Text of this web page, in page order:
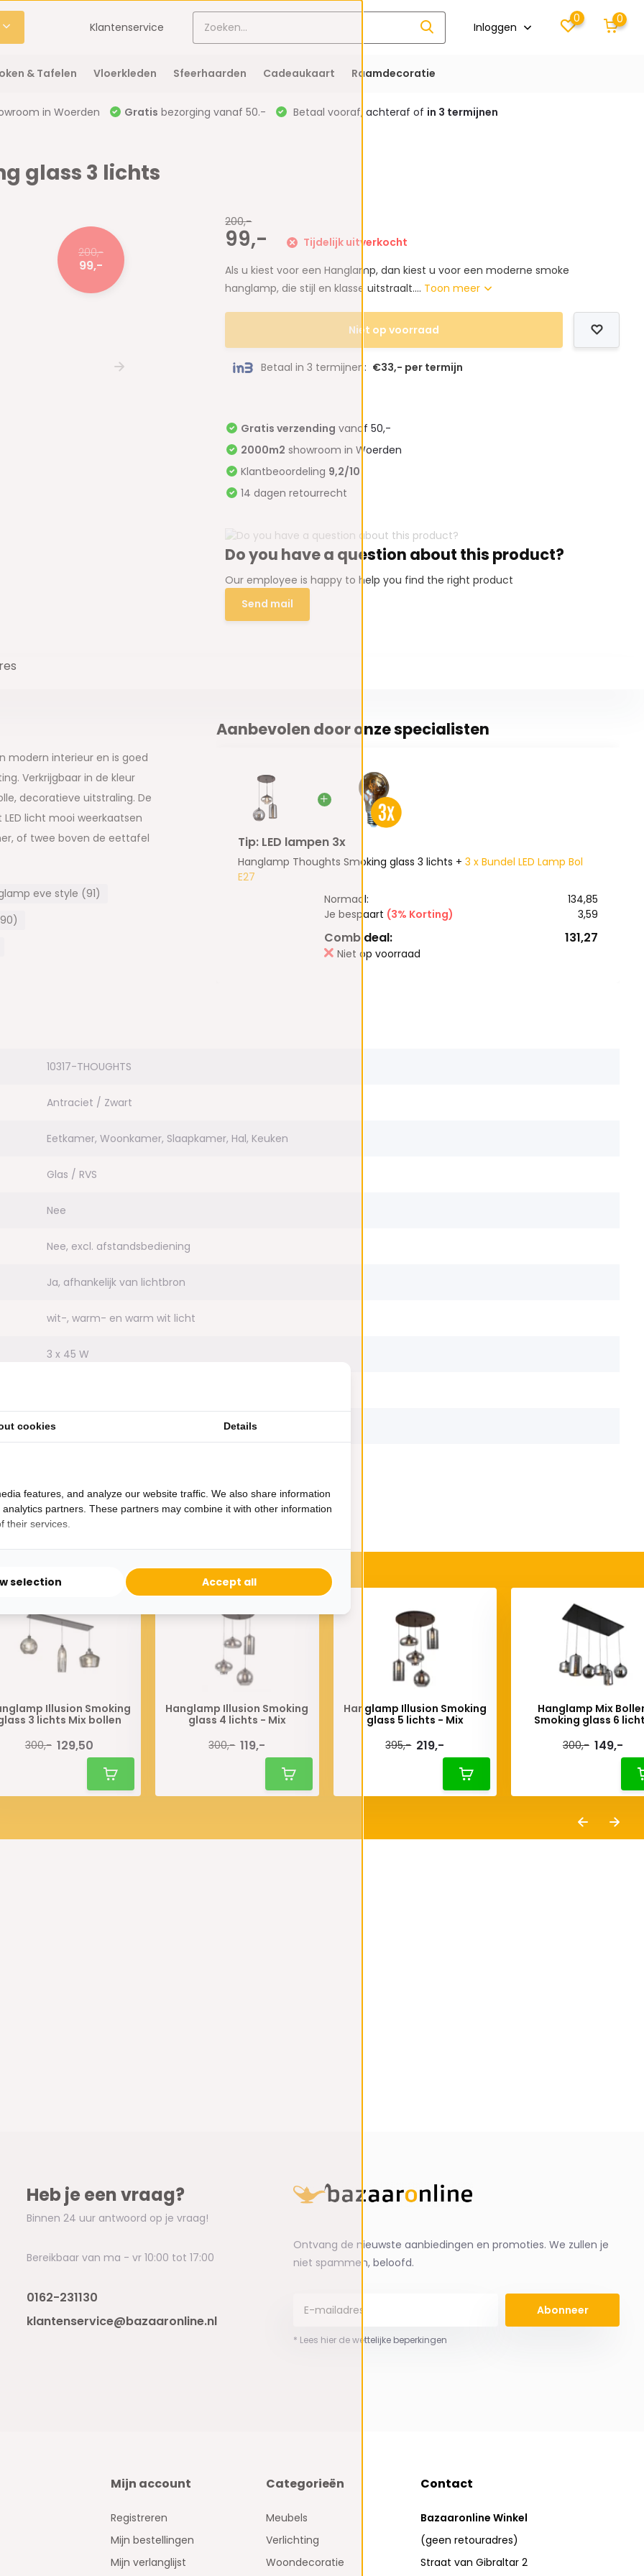
Klantenservice Inloggen
0 0
& Tafelen Vloerkleden Sfeerhaarden Cadeaukaart Raamdecoratie
in Woerden Gratis bezorging vanaf 50.- Betaal vooraf, achteraf of in 3 termijnen
glass 3 lichts
200,-
99,-
200,-
99,-
Tijdelijk uitverkocht
Als u kiest voor een Hanglamp, dan kiest u voor een moderne smoke
hanglamp, die stijl en klasse uitstraalt.... Toon meer
Niet op voorraad
Betaal in 3 termijnen: €33,- per termijn
Gratis verzending vanaf 50,-
2000m2 showroom in Woerden
Klantbeoordeling 9,2/10
14 dagen retourrecht
Do you have a question about this product?
Our employee is happy to help you find the right product
Send mail
modern interieur en is goed
Verkrijgbaar in de kleur
decoratieve uitstraling. De
licht mooi weerkaatsen
of twee boven de eettafel
helemaal
100 cm
kleine imperfecties
hoge levensduur
eve style (91)
Aanbevolen door onze specialisten
Tip: LED lampen 3x
Hanglamp Thoughts Smoking glass 3 lichts + 3 x Bundel LED Lamp Bol
E27
Normaal:
134,85
Je bespaart (3% Korting) 3,59
Combideal: 131,27
Niet op voorraad
10317-THOUGHTS
Antraciet / Zwart
Eetkamer, Woonkamer, Slaapkamer, Hal, Keuken
Glas / RVS
Nee
Nee, excl. afstandsbediening
Ja, afhankelijk van lichtbron
wit-, warm- en warm wit licht
3 x 45 W
Ja
Illusion Smoking
3 lichts Mix bollen
300,- 129,50
Hanglamp Illusion Smoking
glass 4 lichts - Mix
300,- 119,-
Hanglamp Illusion Smoking
glass 5 lichts - Mix
395,- 219,-
Hanglamp Mix
Smoking glass 6
300,- 149,-
Heb je een vraag?
Binnen 24 uur antwoord op je vraag!
Bereikbaar van ma - vr 10:00 tot 17:00
0162-231130
klantenservice@bazaaronline.nl
Ontvang de nieuwste aanbiedingen en promoties. We zullen je
niet spammen, beloofd.
Abonneer
* Lees hier de wettelijke beperkingen
Mijn account
Registreren
Mijn bestellingen
Mijn verlanglijst
Categorieën
Meubels
Verlichting
Woondecoratie
Contact
Bazaaronline Winkel
(geen retouradres)
Straat van Gibraltar 2
cookies Details
features, and analyze our website traffic. We also share information
partners. These partners may combine it with other information
their services.
selection Accept all